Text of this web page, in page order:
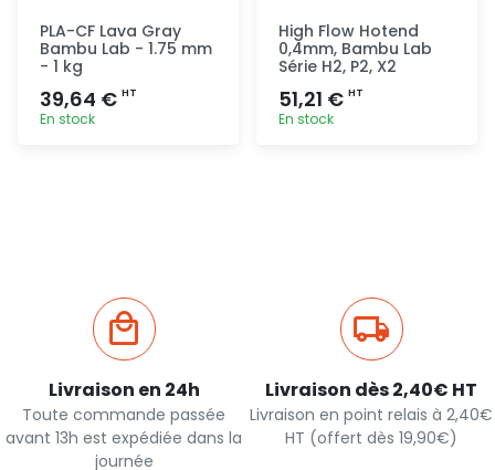
PLA-CF Lava Gray
Bambu Lab - 1.75 mm
- 1 kg
39,64 € HT
En stock
High Flow Hotend
0,4mm, Bambu Lab
Série H2, P2, X2
51,21 € HT
En stock
Livraison en 24h
Toute commande passée
avant 13h est expédiée dans la
journée
Livraison dès 2,40€ HT
Livraison en point relais à 2,40€
HT (offert dès 19,90€)